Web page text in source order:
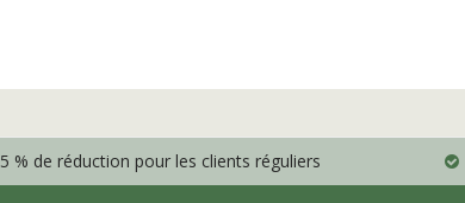
5 % de réduction pour les clients réguliers